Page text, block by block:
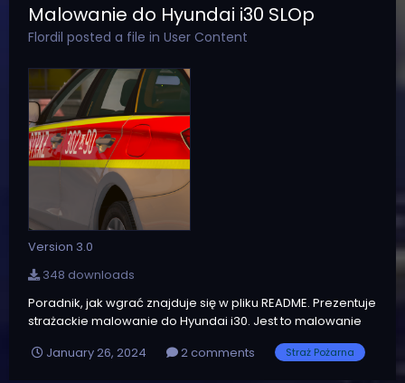
Malowanie do Hyundai i30 SLOp
Flordil posted a file in User Content
Version 3.0
348 downloads
Poradnik, jak wgrać znajduje się w pliku README. Prezentuje
strażackie malowanie do Hyundai i30. Jest to malowanie
samochodu operacyjnego z KM PSP Radom w przyszłości
planuje dodać inne miasta oraz malowania do tego
January 26, 2024 2 comments Straż Pożarna